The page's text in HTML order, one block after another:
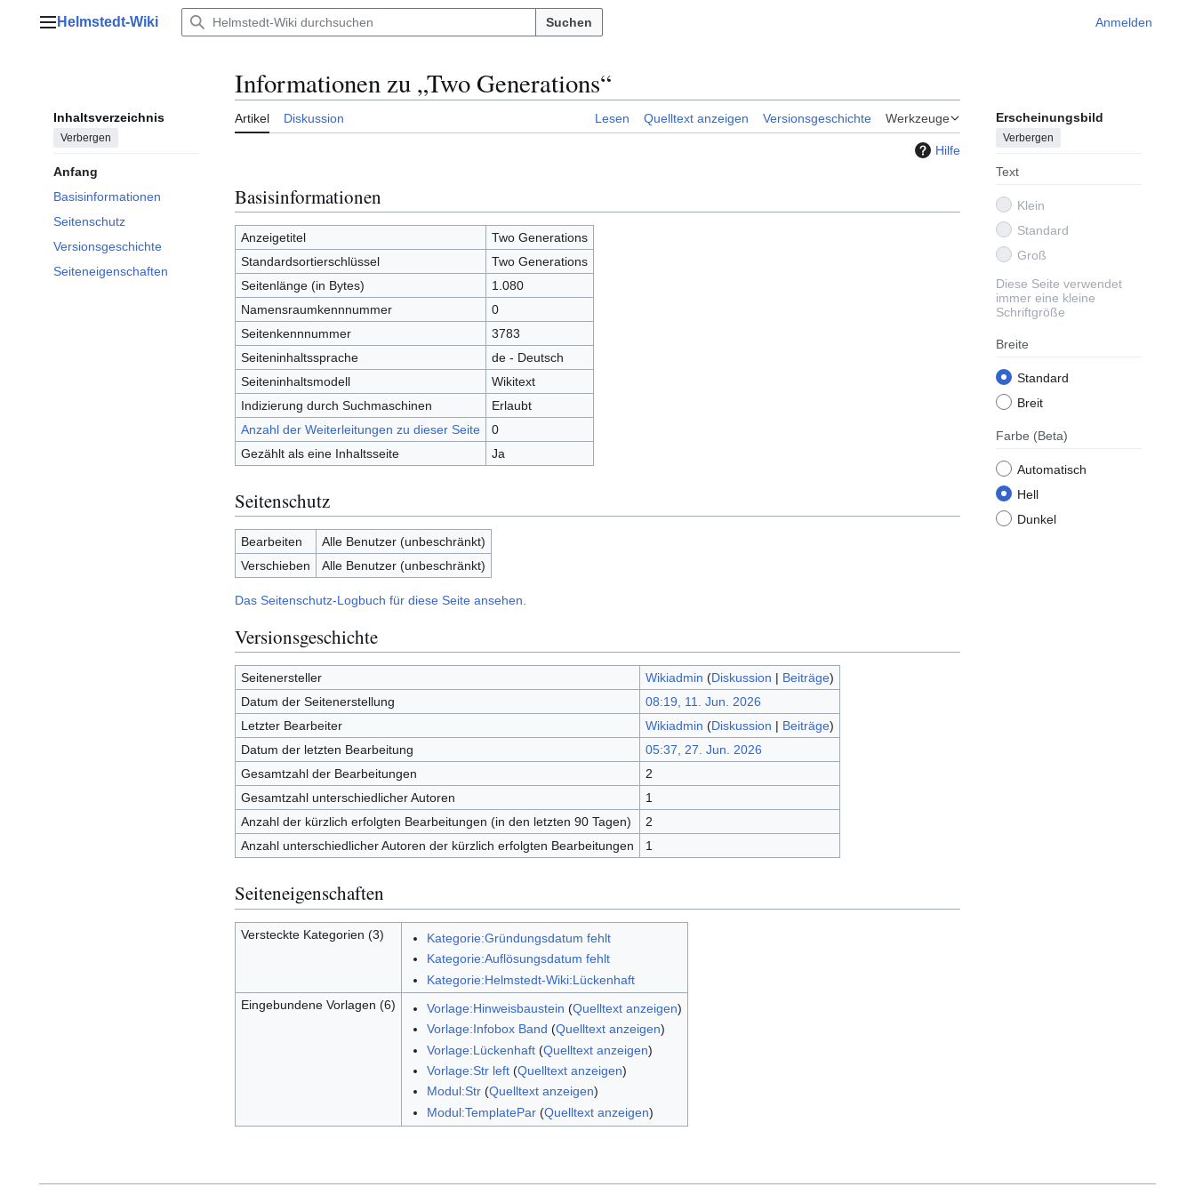
Hauptmenü
Helmstedt-Wiki Suchen Anmelden
Inhaltsverzeichnis
Verbergen
Anfang
Basisinformationen
Seitenschutz
Versionsgeschichte
Seiteneigenschaften
Informationen zu „Two Generations“
Artikel Diskussion Lesen Quelltext anzeigen Versionsgeschichte Werkzeuge Erscheinungsbild
Verbergen
Text
Klein
Standard
Groß
Diese Seite verwendet
immer eine kleine
Schriftgröße
Breite
Standard
Breit
Farbe (Beta)
Automatisch
Hell
Dunkel
Hilfe
Basisinformationen
Anzeigetitel
Two Generations
Standardsortierschlüssel
Two Generations
Seitenlänge (in Bytes)
1.080
Namensraumkennnummer
0
Seitenkennnummer
3783
Seiteninhaltssprache
de - Deutsch
Seiteninhaltsmodell
Wikitext
Indizierung durch Suchmaschinen
Erlaubt
Anzahl der Weiterleitungen zu dieser Seite
0
Gezählt als eine Inhaltsseite
Ja
Seitenschutz
Bearbeiten
Alle Benutzer (unbeschränkt)
Verschieben
Alle Benutzer (unbeschränkt)
Das Seitenschutz-Logbuch für diese Seite ansehen.
Versionsgeschichte
Seitenersteller Wikiadmin (Diskussion | Beiträge)
Datum der Seitenerstellung
08:19, 11. Jun. 2026
Letzter Bearbeiter
Wikiadmin (Diskussion | Beiträge)
Datum der letzten Bearbeitung
05:37, 27. Jun. 2026
Gesamtzahl der Bearbeitungen
2
Gesamtzahl unterschiedlicher Autoren
1
Anzahl der kürzlich erfolgten Bearbeitungen (in den letzten 90 Tagen)
2
Anzahl unterschiedlicher Autoren der kürzlich erfolgten Bearbeitungen
1
Seiteneigenschaften
Versteckte Kategorien (3)
Kategorie:Gründungsdatum fehlt
Kategorie:Auflösungsdatum fehlt
Kategorie:Helmstedt-Wiki:Lückenhaft
Eingebundene Vorlagen (6)
Vorlage:Hinweisbaustein (Quelltext anzeigen)
Vorlage:Infobox Band (Quelltext anzeigen)
Vorlage:Lückenhaft(Quelltext anzeigen)
Vorlage:Str left(Quelltext anzeigen)
Modul:Str(Quelltext anzeigen)
Modul:TemplatePar(Quelltext anzeigen)